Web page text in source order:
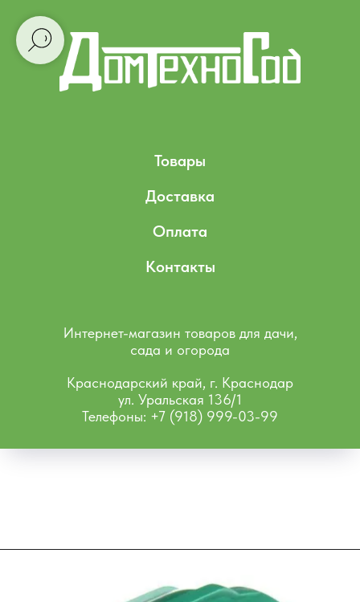
Товары
Доставка
Оплата
Контакты
Интернет-магазин товаров для дачи,
сада и огорода
Краснодарский край, г. Краснодар
ул. Уральская 136/1
Телефоны: +7 (918) 999-03-99